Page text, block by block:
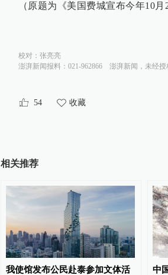
（原题为《美国费城宣布今年10月
校对： 张亮亮
澎湃新闻报料：021-962866
澎湃新闻，未经授
54 收藏
相关推荐
我使馆发布公民赴泰参加文体活
中